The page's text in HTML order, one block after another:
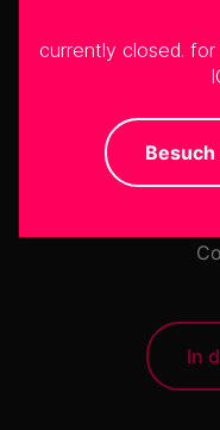
In
currently closed.